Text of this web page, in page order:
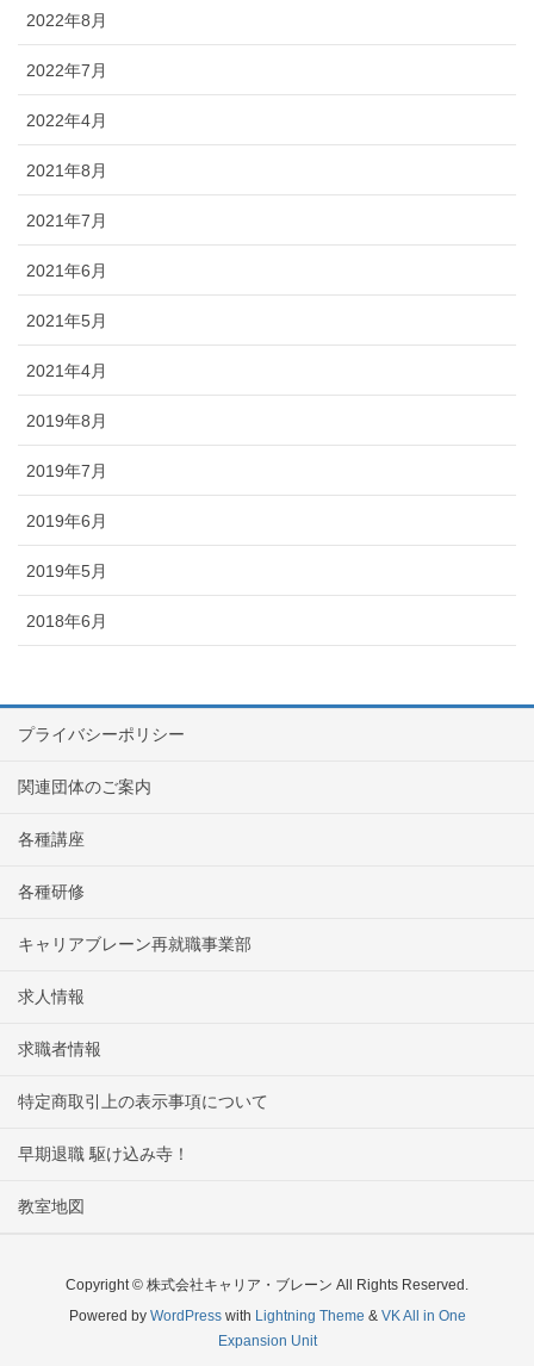
2022年8月
2022年7月
2022年4月
2021年8月
2021年7月
2021年6月
2021年5月
2021年4月
2019年8月
2019年7月
2019年6月
2019年5月
2018年6月
プライバシーポリシー
関連団体のご案内
各種講座
各種研修
キャリアブレーン再就職事業部
求人情報
求職者情報
特定商取引上の表示事項について
早期退職 駆け込み寺！
教室地図
Copyright © 株式会社キャリア・ブレーン All Rights Reserved.
Powered by WordPresswith Lightning Theme & VK All in One
Expansion Unit